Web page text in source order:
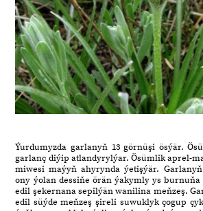
Ýurdumyzda garlanyň 13 görnüşi ösýär.
garlanç diýip atlandyrylýar. Ösümlik aprel-
miwesi maýyň ahyrynda ýetişýär.
ony ýolan dessiňe örän ýakymly ys
edil şekernana sepilýän wanilina meňzeş.
edil süýde meňzeş şireli suwuklyk çogup